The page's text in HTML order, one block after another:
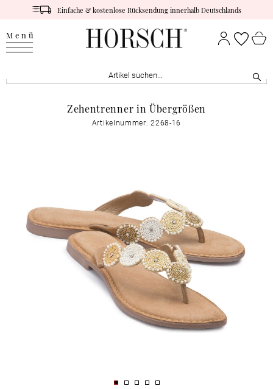
Einfache & kostenlose Rücksendung innerhalb Deutschlands
Menü
Zehentrenner in Übergrößen
Artikelnummer: 2268-16